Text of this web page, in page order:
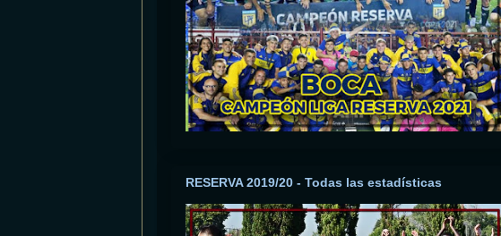
RESERVA 2019/20 - Todas las estadísticas